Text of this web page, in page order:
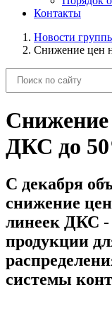
Контакты
Новости
Снижение цен
ДКС до
С декабря
снижение
линеек ДКС -
продукции
системы